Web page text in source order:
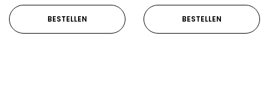
BESTELLEN BESTELLEN